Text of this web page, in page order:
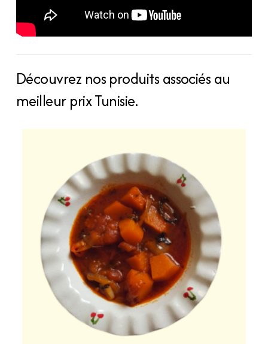
Découvrez nos produits associés au
meilleur prix Tunisie.